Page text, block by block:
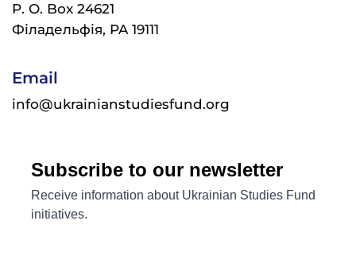
P. O. Box 24621
Філадельфія, PA 19111
Email
info@ukrainianstudiesfund.org